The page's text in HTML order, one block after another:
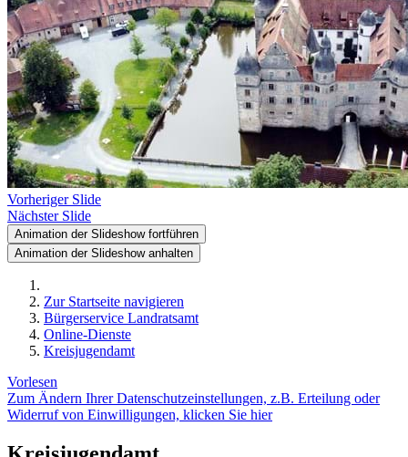
Vorheriger Slide
Nächster Slide
Animation der Slideshow fortführen
Animation der Slideshow anhalten
Zur Startseite navigieren
Bürgerservice Landratsamt
Online-Dienste
Kreisjugendamt
Vorlesen
Zum Ändern Ihrer Datenschutzeinstellungen, z.B. Erteilung oder
Widerruf von Einwilligungen, klicken Sie hier